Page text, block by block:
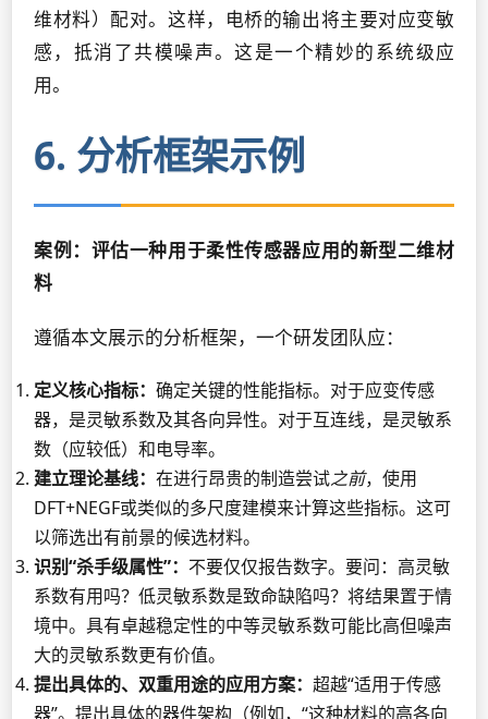
维材料）配对。这样，电桥的输出将主要对应变敏
感，抵消了共模噪声。这是一个精妙的系统级应
用。
6. 分析框架示例
案例：评估一种用于柔性传感器应用的新型二维材
料
遵循本文展示的分析框架，一个研发团队应：
定义核心指标： 确定关键的性能指标。对于应变传感
器，是灵敏系数及其各向异性。对于互连线，是灵敏系
数（应较低）和电导率。
建立理论基线： 在进行昂贵的制造尝试之前，使用
DFT+NEGF或类似的多尺度建模来计算这些指标。这可
以筛选出有前景的候选材料。
识别“杀手级属性”： 不要仅仅报告数字。要问：高灵敏
系数有用吗？低灵敏系数是致命缺陷吗？将结果置于情
境中。具有卓越稳定性的中等灵敏系数可能比高但噪声
大的灵敏系数更有价值。
提出具体的、双重用途的应用方案： 超越“适用于传感
器”。提出具体的器件架构（例如，“这种材料的高各向